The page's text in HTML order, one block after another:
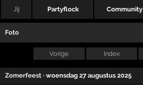
Jij Partyflock Community
Foto
Vorige Index
Zomerfeest ·woensdag 27 augustus 2025